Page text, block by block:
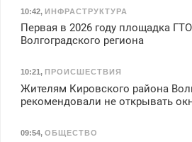
10:42, ИНФРАСТРУКТУРА
Первая в 2026 году площадка
Волгоградского региона
10:21, ПРОИСШЕСТВИЯ
Жителям Кировского района
рекомендовали не открывать
09:54, ОБЩЕСТВО